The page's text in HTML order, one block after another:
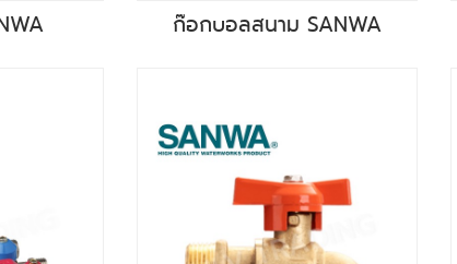
ก๊อกบอลสนาม SANWA